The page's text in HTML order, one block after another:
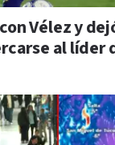
Vélez y
al líder